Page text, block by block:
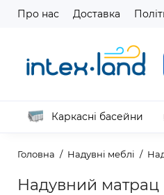
Про нас Доставка
Каркасні басейни
Головна Надувні меблі
Надувний матрац